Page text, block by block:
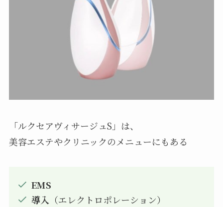
「ルクセアヴィサージュS」は、
美容エステやクリニックのメニューにもある
EMS
導入 （エレクトロポレーション）